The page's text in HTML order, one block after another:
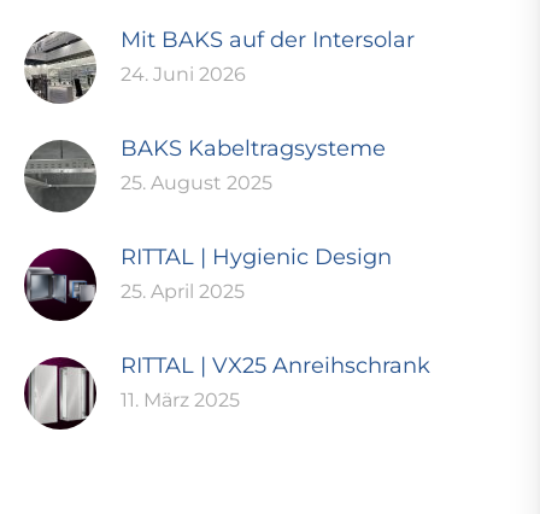
Mit BAKS auf der Intersolar
24. Juni 2026
BAKS Kabeltragsysteme
25. August 2025
RITTAL | Hygienic Design
25. April 2025
RITTAL | VX25 Anreihschrank
11. März 2025